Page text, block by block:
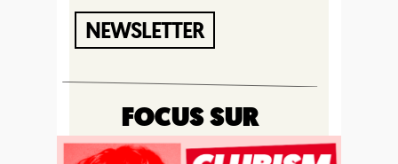
NEWSLETTER
FOCUS SUR